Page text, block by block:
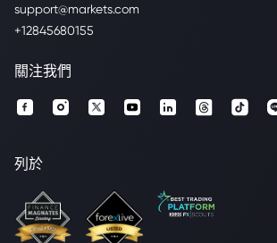
support@markets.com
+12845680155
關注我們
列於